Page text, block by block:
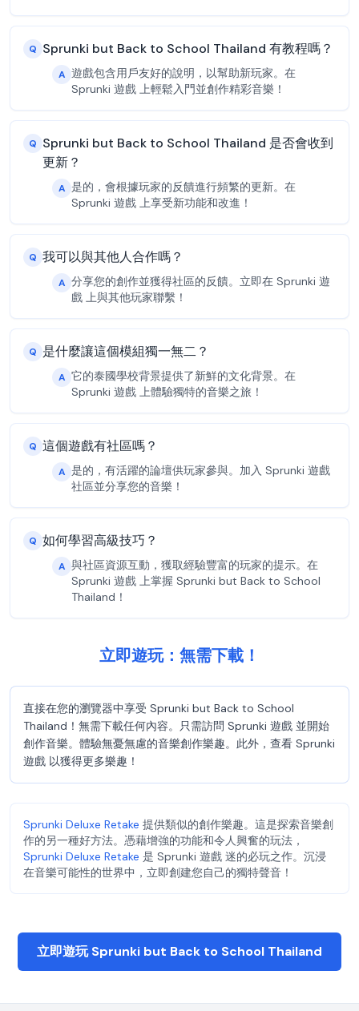
Q Sprunki but Back to School Thailand 有教程嗎？
A 遊戲包含用戶友好的說明，以幫助新玩家。在
Sprunki 遊戲 上輕鬆入門並創作精彩音樂！
Q Sprunki but Back to School Thailand 是否會收到
更新？
A 是的，會根據玩家的反饋進行頻繁的更新。在
Sprunki 遊戲 上享受新功能和改進！
Q 我可以與其他人合作嗎？
A 分享您的創作並獲得社區的反饋。立即在 Sprunki 遊
戲 上與其他玩家聯繫！
Q 是什麼讓這個模組獨一無二？
A 它的泰國學校背景提供了新鮮的文化背景。在
Sprunki 遊戲 上體驗獨特的音樂之旅！
Q 這個遊戲有社區嗎？
A 是的，有活躍的論壇供玩家參與。加入 Sprunki 遊戲
社區並分享您的音樂！
Q 如何學習高級技巧？
A 與社區資源互動，獲取經驗豐富的玩家的提示。在
Sprunki 遊戲 上掌握 Sprunki but Back to School
Thailand！
立即遊玩：無需下載！
直接在您的瀏覽器中享受 Sprunki but Back to School
Thailand！無需下載任何內容。只需訪問 Sprunki 遊戲 並開始
創作音樂。體驗無憂無慮的音樂創作樂趣。此外，查看 Sprunki
遊戲 以獲得更多樂趣！
Sprunki Deluxe Retake 提供類似的創作樂趣。這是探索音樂創
作的另一種好方法。憑藉增強的功能和令人興奮的玩法，
Sprunki Deluxe Retake 是 Sprunki 遊戲 迷的必玩之作。沉浸
在音樂可能性的世界中，立即創建您自己的獨特聲音！
立即遊玩 Sprunki but Back to School Thailand